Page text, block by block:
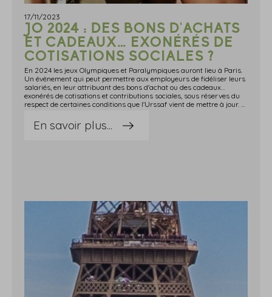
17/11/2023
JO 2024 : DES BONS D'ACHATS
ET CADEAUX… EXONÉRÉS DE
COTISATIONS SOCIALES ?
En 2024 les jeux Olympiques et Paralympiques auront lieu à Paris.
Un évènement qui peut permettre aux employeurs de fidéliser leurs
salariés, en leur attribuant des bons d'achat ou des cadeaux…
exonérés de cotisations et contributions sociales, sous réserves du
respect de certaines conditions que l'Urssaf vient de mettre à jour. À quel(s) niveau(x) ?Bons d'achat et cadeaux pour les JO 2024 : des conditions d'exonération revues et corrigées !Les comités sociaux et économiques (CSE), ou les employeurs en l'absence de CSE, peuvent accorder aux salariés des bons d'achat et undefined ou des cadeaux en nature pour les jeux Olympiques et Paralympiques de Paris 2024.Ces avantages peuvent être exonérés de cotisations et de contributions sociales, sous réserve du respect des conditions suivantes : les bons d'achat ne doivent être utilisables que dans les boutiques officielles, en ligne ou en magasin, de ces deux compétitions ; les cadeaux en nature (billets, transport, hébergement, etc.) ne doivent provenir que de ces boutiques officielles ; les bons d'achat et undefined ou cadeaux dédiés aux jeux Paralympiques sont attribués par le CSE ou par l'employeur au plus tard le 8 septembre 2024 ; le montant total des bons d'achat et undefined ou cadeaux en nature attribués pour ces 2 compétitions ne doit pas excéder 25 % du plafond mensuel de la Sécurité sociale par an et par salarié, soit 966 € en 2024 (917 € en 2023).Attention, en cas de dépassement de ce plafond, le surplus sera soumis à cotisations et contributions sociales. Sources : Actualité de l'Urssaf du 30 octobre 2023 : « Bons d'achat et cadeaux attribués aux salariés pour les Jeux olympiques et paralympiques de Paris 2024 »JO 2024 : des bons d'achats et cadeaux… exonérés de cotisations sociales ? - © Copyright WebLex
En savoir plus...